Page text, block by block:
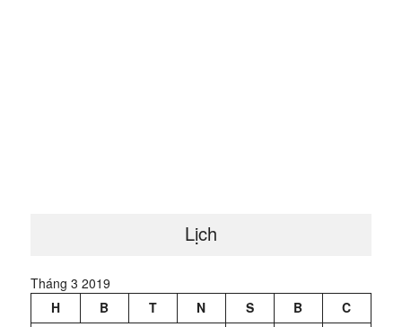
Lịch
Tháng 3 2019
H
B T N S B
C